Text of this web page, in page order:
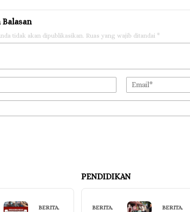
tidak akan dipublikasikan. Ruas yang wajib ditandai *
BERITA,
PENDIDIKAN
BERITA,
BERITA,